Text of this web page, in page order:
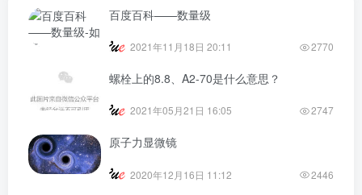
百度百科——数量级
2021年11月18日 20:11 2770
螺栓上的8.8、A2-70是什么意思？
2021年05月21日 16:05 2747
原子力显微镜
2020年12月16日 11:12 2446